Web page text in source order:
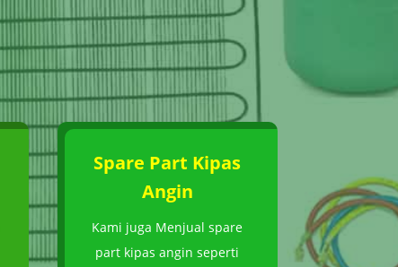
Spare Part Kipas
Angin
Kami juga Menjual spare
part kipas angin seperti